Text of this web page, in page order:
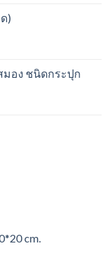
)
มอง ชนิดกระปุก
cm.